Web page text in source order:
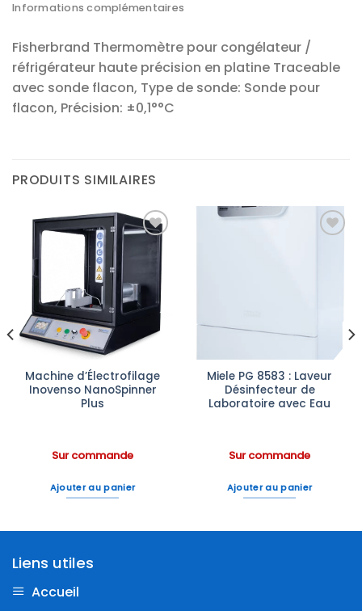
Informations complémentaires
Fisherbrand Thermomètre pour congélateur /
réfrigérateur haute précision en platine Traceable
avec sonde flacon, Type de sonde: Sonde pour
flacon, Précision: ±0,1°°C
PRODUITS SIMILAIRES
Ajouter
à la liste
d’envies
Machine d’Électrofilage
Inovenso NanoSpinner
Plus
Sur commande
Ajouter au panier
Miele PG 8583 : Laveur
Désinfecteur de
Laboratoire avec Eau
Sur commande
Ajouter au panier
Liens utiles
Accueil